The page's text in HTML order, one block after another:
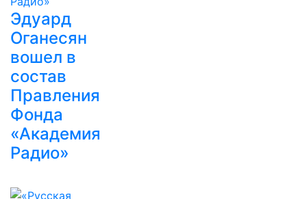
Эдуард
Оганесян
вошел в
состав
Правления
Фонда
«Академия
Радио»